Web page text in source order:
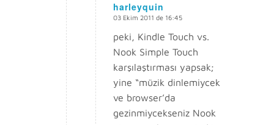
harleyquin
says:
03 Ekim 2011 de 16:45
peki, Kindle Touch vs.
Nook Simple Touch
karşılaştırması yapsak;
yine “müzik dinlemiycek
ve browser’da
gezinmiycekseniz Nook